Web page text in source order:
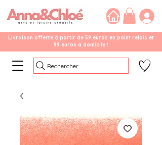
Livraison offerte à partir de 59 euros en point relais et
99 euros à domicile !
Rechercher